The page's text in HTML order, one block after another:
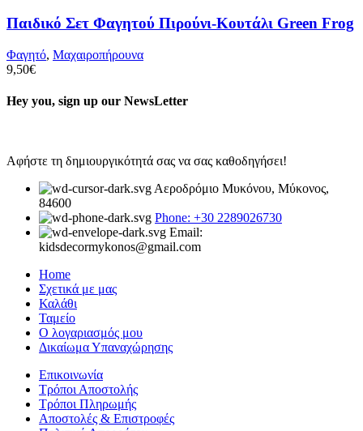
Παιδικό Σετ Φαγητού Πιρούνι-Κουτάλι Green Frog
Φαγητό, Μαχαιροπήρουνα
9,50€
Hey you, sign up our NewsLetter
Αφήστε τη δημιουργικότητά σας να σας καθοδηγήσει!
Αεροδρόμιο Μυκόνου, Μύκονος,
84600
Phone: +30 2289026730
Email:
kidsdecormykonos@gmail.com
Home
Σχετικά με μας
Καλάθι
Ταμείο
Ο λογαριασμός μου
Δικαίωμα Υπαναχώρησης
Επικοινωνία
Τρόποι Αποστολής
Τρόποι Πληρωμής
Αποστολές & Επιστροφές